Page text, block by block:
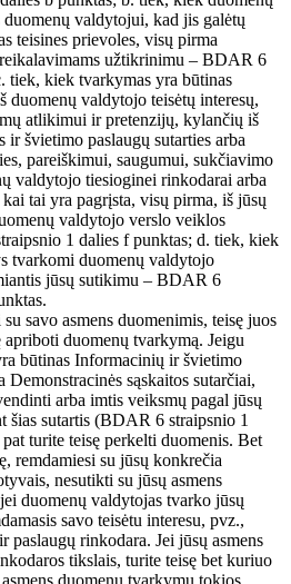
valdytojui, kad jis galėtų
teisines prievoles, visų pirma
užtikrinimu – BDAR 6
tiek, kiek tvarkymas yra būtinas
duomenų valdytojo teisėtų interesų,
atlikimui ir pretenzijų, kylančių iš
ir švietimo paslaugų sutarties arba
pareiškimui, saugumui, sukčiavimo
valdytojo tiesioginei rinkodarai arba
tai yra pagrįsta, visų pirma, iš jūsų
valdytojo verslo veiklos
1 dalies f punktas; d. tiek, kiek
tvarkomi duomenų valdytojo
jūsų sutikimu – BDAR 6
savo asmens duomenimis, teisę juos
duomenų tvarkymą. Jeigu
būtinas Informacinių ir švietimo
Demonstracinės sąskaitos sutarčiai,
arba imtis veiksmų pagal jūsų
šias sutartis (BDAR 6 straipsnio 1
turite teisę perkelti duomenis. Bet
remdamiesi su jūsų konkrečia
nesutikti su jūsų asmens
duomenų valdytojas tvarko jūsų
savo teisėtu interesu, pvz.,
paslaugų rinkodara. Jei jūsų asmens
tikslais, turite teisę bet kuriuo
duomenų tvarkymu tokios